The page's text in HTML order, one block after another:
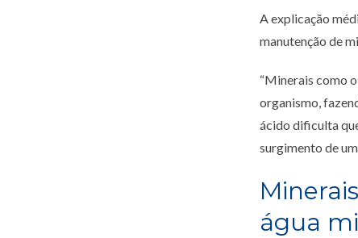
A explicação
manutenção de
“Minerais como
organismo,
ácido dificulta
surgimento de
água